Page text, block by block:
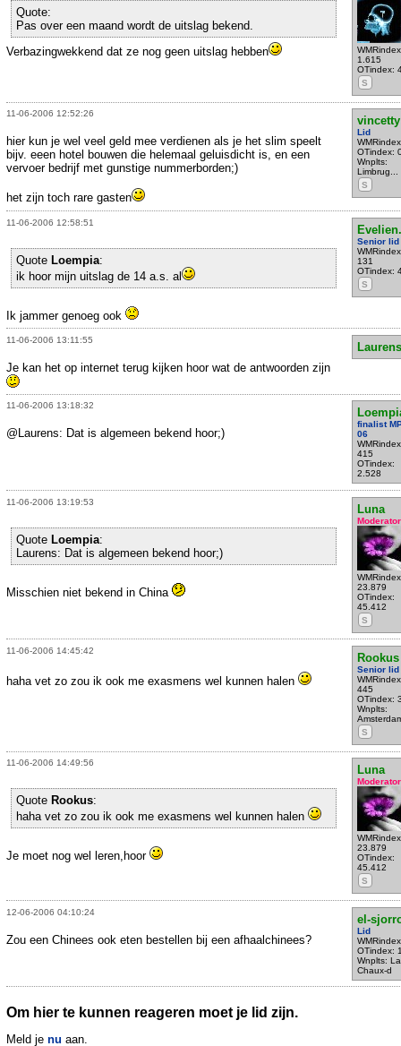
1.615
OTindex:
S
Quote:
Pas over een maand wordt de uitslag bekend.
Verbazingwekkend dat ze nog geen uitslag hebben
11-06-2006 12:52:26
vincetty
Lid
OTindex:
Wnplts:
Limbrug...
S
hier kun je wel veel geld mee verdienen als je het slim speelt
bijv. eeen hotel bouwen die helemaal geluisdicht is, en een
vervoer bedrijf met gunstige nummerborden;)
het zijn toch rare gasten
11-06-2006 12:58:51
Evelien.
Senior lid
131
OTindex:
S
Quote Loempia:
ik hoor mijn uitslag de 14 a.s. al
Ik jammer genoeg ook
11-06-2006 13:11:55
Laurens
Je kan het op internet terug kijken hoor wat de antwoorden zijn
11-06-2006 13:18:32
finalist
06
415
OTindex:
2.528
@Laurens: Dat is algemeen bekend hoor;)
11-06-2006 13:19:53
Luna
Moderator
23.879
OTindex:
45.412
S
Quote Loempia:
Laurens: Dat is algemeen bekend hoor;)
Misschien niet bekend in China
11-06-2006 14:45:42
Rookus
Senior lid
445
OTindex:
Wnplts:
S
haha vet zo zou ik ook me exasmens wel kunnen halen
11-06-2006 14:49:56
Luna
Moderator
23.879
OTindex:
45.412
S
Quote Rookus:
haha vet zo zou ik ook me exasmens wel kunnen halen
Je moet nog wel leren,hoor
12-06-2006 04:10:24
el-
Lid
OTindex:
Wnplts: La
Chaux-d
Zou een Chinees ook eten bestellen bij een afhaalchinees?
Om hier te kunnen reageren moet je lid zijn.
Meld je nu aan.